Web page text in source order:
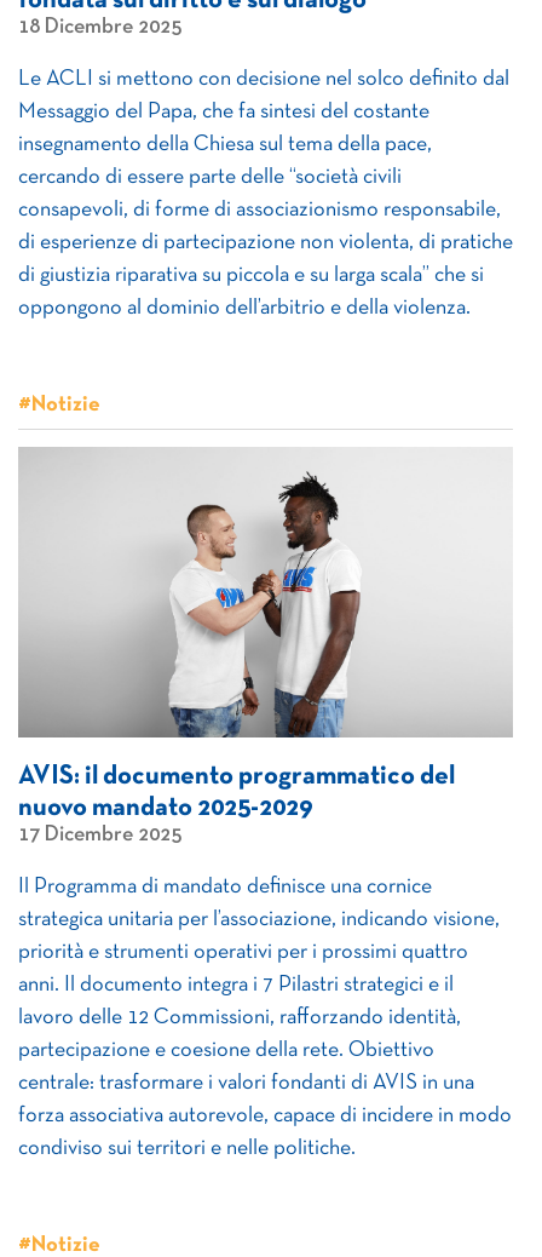
18 Dicembre 2025
Le ACLI si mettono con decisione nel solco definito dal
Messaggio del Papa, che fa sintesi del costante
insegnamento della Chiesa sul tema della pace,
cercando di essere parte delle “società civili
consapevoli, di forme di associazionismo responsabile,
di esperienze di partecipazione non violenta, di pratiche
di giustizia riparativa su piccola e su larga scala” che si
oppongono al dominio dell’arbitrio e della violenza.
#Notizie
AVIS: il documento programmatico del
nuovo mandato 2025-2029
17 Dicembre 2025
Il Programma di mandato definisce una cornice
strategica unitaria per l’associazione, indicando visione,
priorità e strumenti operativi per i prossimi quattro
anni. Il documento integra i 7 Pilastri strategici e il
lavoro delle 12 Commissioni, rafforzando identità,
partecipazione e coesione della rete. Obiettivo
centrale: trasformare i valori fondanti di AVIS in una
forza associativa autorevole, capace di incidere in modo
condiviso sui territori e nelle politiche.
#Notizie